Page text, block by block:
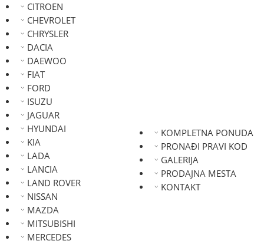
CITROEN
CHEVROLET
CHRYSLER
DACIA
DAEWOO
FIAT
FORD
ISUZU
JAGUAR
HYUNDAI
KIA
LADA
LANCIA
LAND ROVER
NISSAN
MAZDA
MITSUBISHI
MERCEDES
KOMPLETNA PONUDA
PRONAĐI PRAVI KOD
GALERIJA
PRODAJNA MESTA
KONTAKT